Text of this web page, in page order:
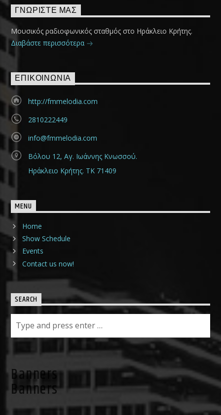
ΓΝΩΡΊΣΤΕ ΜΑΣ
Μουσικός ραδιοφωνικός σταθμός στο Ηράκλειο Κρήτης.
Διαβάστε περισσότερα
ΕΠΙΚΟΙΝΩΝΊΑ
http://fmmelodia.com
2810222449
info@fmmelodia.com
Βόλου 12, Αγ. Ιωάννης Κνωσσού.
Ηράκλειο Κρήτης. ΤΚ 71409
MENU
Home
Show Schedule
Events
Contact us now!
SEARCH
Banners
Banners